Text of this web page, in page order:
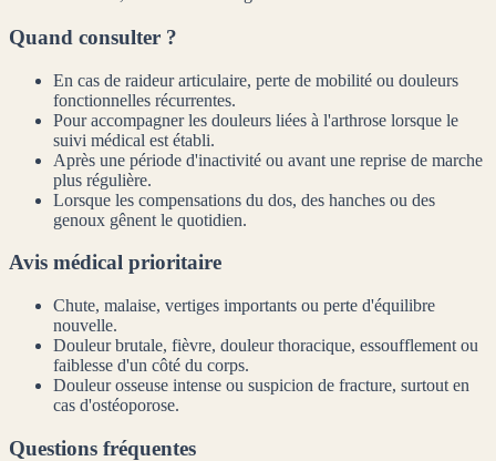
Quand consulter ?
En cas de raideur articulaire, perte de mobilité ou douleurs
fonctionnelles récurrentes.
Pour accompagner les douleurs liées à l'arthrose lorsque le
suivi médical est établi.
Après une période d'inactivité ou avant une reprise de marche
plus régulière.
Lorsque les compensations du dos, des hanches ou des
genoux gênent le quotidien.
Avis médical prioritaire
Chute, malaise, vertiges importants ou perte d'équilibre
nouvelle.
Douleur brutale, fièvre, douleur thoracique, essoufflement ou
faiblesse d'un côté du corps.
Douleur osseuse intense ou suspicion de fracture, surtout en
cas d'ostéoporose.
Questions fréquentes